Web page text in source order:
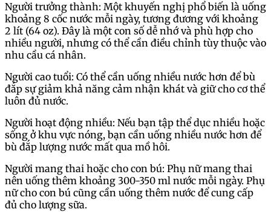
Người trưởng thành: Một khuyến nghị phổ biến là uống
khoảng 8 cốc nước mỗi ngày, tương đương với khoảng
2 lít (64 oz). Đây là một con số dễ nhớ và phù hợp cho
nhiều người, nhưng có thể cần điều chỉnh tùy thuộc vào
nhu cầu cá nhân.
Người cao tuổi: Có thể cần uống nhiều nước hơn để bù
đắp sự giảm khả năng cảm nhận khát và giữ cho cơ thể
luôn đủ nước.
Người hoạt động nhiều: Nếu bạn tập thể dục nhiều hoặc
sống ở khu vực nóng, bạn cần uống nhiều nước hơn để
bù đắp lượng nước mất qua mồ hôi.
Người mang thai hoặc cho con bú: Phụ nữ mang thai
nên uống thêm khoảng 300-350 ml nước mỗi ngày. Phụ
nữ cho con bú cũng cần uống thêm nước để cung cấp
đủ cho lượng sữa.